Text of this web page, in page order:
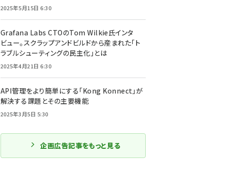
2025年5月15日 6:30
Grafana Labs CTOのTom Wilkie氏インタ
ビュー。スクラップアンドビルドから産まれた「ト
ラブルシューティングの民主化」とは
2025年4月21日 6:30
API管理をより簡単にする「Kong Konnect」が
解決する課題とその主要機能
2025年3月5日 5:30
企画広告記事をもっと見る